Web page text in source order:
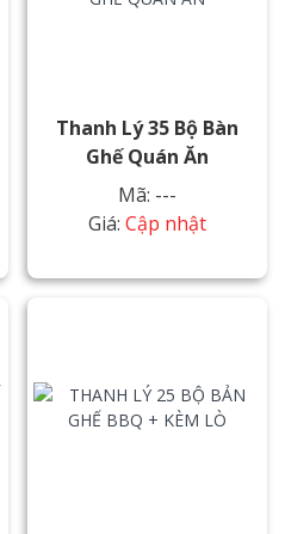
Thanh Lý 35 Bộ Bàn
Ghế Quán Ăn
Mã: ---
Giá: Cập nhật